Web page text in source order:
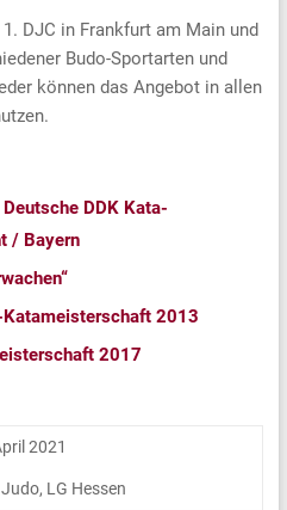
DJC in Frankfurt am Main und
Budo-Sportarten und
können das Angebot in allen
DDK Kata-
/ Bayern
Katameisterschaft 2013
2017
2021
Judo, LG Hessen